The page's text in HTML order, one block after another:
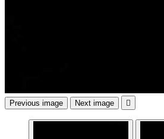
Previous image Next image 